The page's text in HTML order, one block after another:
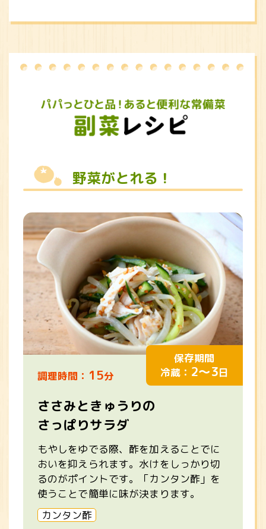
野菜がとれる！
調理時間： 15分
保存期間
冷蔵： 2～3日
ささみときゅうりの
さっぱりサラダ
もやしをゆでる際、酢を加えることでに
おいを抑えられます。水けをしっかり切
るのがポイントです。「カンタン酢」を
使うことで簡単に味が決まります。
カンタン酢